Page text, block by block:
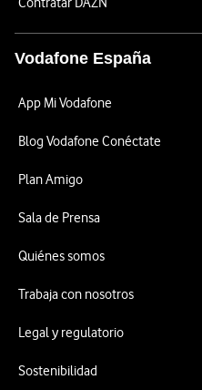
Vodafone España
App Mi Vodafone
Blog Vodafone Conéctate
Plan Amigo
Sala de Prensa
Quiénes somos
Trabaja con nosotros
Legal y regulatorio
Sostenibilidad